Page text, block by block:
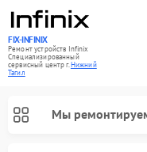
FIX-INFINIX
Ремонт устройств Infinix
Специализированный
cервисный центр г.Нижний
Тагил
Мы